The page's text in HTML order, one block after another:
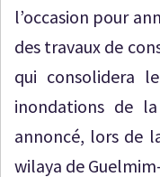
l’occasion pour
des travaux de
qui consolidera
inondations de
annoncé, lors de
wilaya de